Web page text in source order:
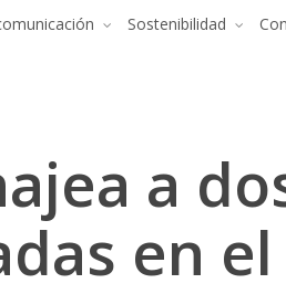
Sostenibilidad
a
en el